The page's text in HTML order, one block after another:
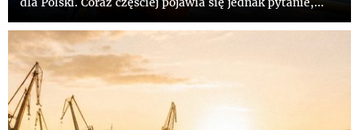
gospodarce. Bez odpowiednioprzygotowanych kadr
trudno będz...